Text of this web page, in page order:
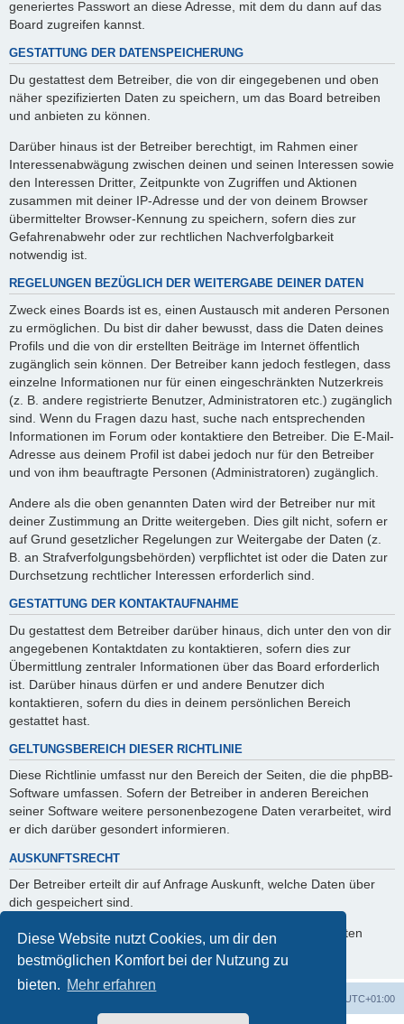
Diese Website nutzt Cookies, um dir den
bestmöglichen Komfort bei der Nutzung zu
bieten. Mehr erfahren
generiertes Passwort an diese Adresse, mit dem du dann auf das
Board zugreifen kannst.
GESTATTUNG DER DATENSPEICHERUNG
Du gestattest dem Betreiber, die von dir eingegebenen und oben
näher spezifizierten Daten zu speichern, um das Board betreiben
und anbieten zu können.
Darüber hinaus ist der Betreiber berechtigt, im Rahmen einer
Interessenabwägung zwischen deinen und seinen Interessen sowie
den Interessen Dritter, Zeitpunkte von Zugriffen und Aktionen
zusammen mit deiner IP-Adresse und der von deinem Browser
übermittelter Browser-Kennung zu speichern, sofern dies zur
Gefahrenabwehr oder zur rechtlichen Nachverfolgbarkeit
notwendig ist.
REGELUNGEN BEZÜGLICH DER WEITERGABE DEINER DATEN
Zweck eines Boards ist es, einen Austausch mit anderen Personen
zu ermöglichen. Du bist dir daher bewusst, dass die Daten deines
Profils und die von dir erstellten Beiträge im Internet öffentlich
zugänglich sein können. Der Betreiber kann jedoch festlegen, dass
einzelne Informationen nur für einen eingeschränkten Nutzerkreis
(z. B. andere registrierte Benutzer, Administratoren etc.) zugänglich
sind. Wenn du Fragen dazu hast, suche nach entsprechenden
Informationen im Forum oder kontaktiere den Betreiber. Die E-Mail-
Adresse aus deinem Profil ist dabei jedoch nur für den Betreiber
und von ihm beauftragte Personen (Administratoren) zugänglich.
Andere als die oben genannten Daten wird der Betreiber nur mit
deiner Zustimmung an Dritte weitergeben. Dies gilt nicht, sofern er
auf Grund gesetzlicher Regelungen zur Weitergabe der Daten (z.
B. an Strafverfolgungsbehörden) verpflichtet ist oder die Daten zur
Durchsetzung rechtlicher Interessen erforderlich sind.
GESTATTUNG DER KONTAKTAUFNAHME
Du gestattest dem Betreiber darüber hinaus, dich unter den von dir
angegebenen Kontaktdaten zu kontaktieren, sofern dies zur
Übermittlung zentraler Informationen über das Board erforderlich
ist. Darüber hinaus dürfen er und andere Benutzer dich
kontaktieren, sofern du dies in deinem persönlichen Bereich
gestattet hast.
GELTUNGSBEREICH DIESER RICHTLINIE
Diese Richtlinie umfasst nur den Bereich der Seiten, die die phpBB-
Software umfassen. Sofern der Betreiber in anderen Bereichen
seiner Software weitere personenbezogene Daten verarbeitet, wird
er dich darüber gesondert informieren.
AUSKUNFTSRECHT
Der Betreiber erteilt dir auf Anfrage Auskunft, welche Daten über
dich gespeichert sind.
Du kannst jederzeit die Löschung bzw. Sperrung deiner Daten
verlangen. Kontaktiere hierzu bitte den Betreiber.
UTC+01:00